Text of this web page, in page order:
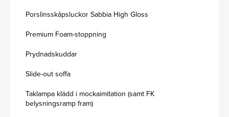
Porslinsskåpsluckor Sabbia High Gloss
Premium Foam-stoppning
Prydnadskuddar
Slide-out soffa
Taklampa klädd i mockaimitation (samt FK
belysningsramp fram)